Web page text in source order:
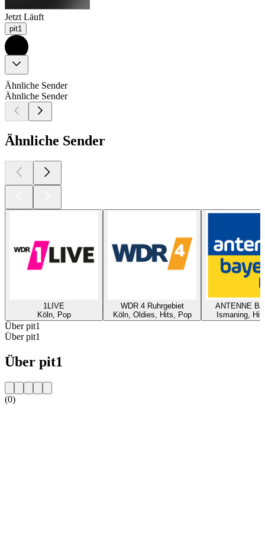
Jetzt Läuft
pit1
Ähnliche Sender
Ähnliche Sender
Ähnliche Sender
1LIVE
Köln, Pop
WDR 4 Ruhrgebiet
Köln, Oldies, Hits, Pop
ANTENNE
Ismaning,
Über pit1
Über pit1
Über pit1
(0)